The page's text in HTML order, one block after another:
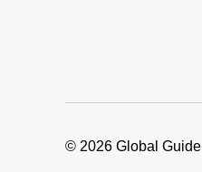
© 2026 Global Guide